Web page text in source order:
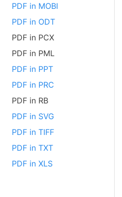
PDF in MOBI
PDF in ODT
PDF in PCX
PDF in PML
PDF in PPT
PDF in PRC
PDF in RB
PDF in SVG
PDF in TIFF
PDF in TXT
PDF in XLS